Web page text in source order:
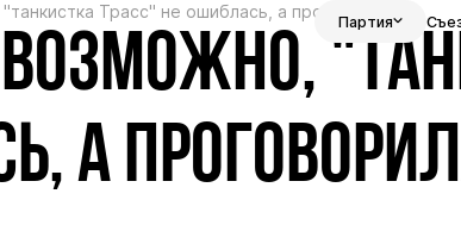
Партия
Трасс" не ошиблась, а проговорилась
А